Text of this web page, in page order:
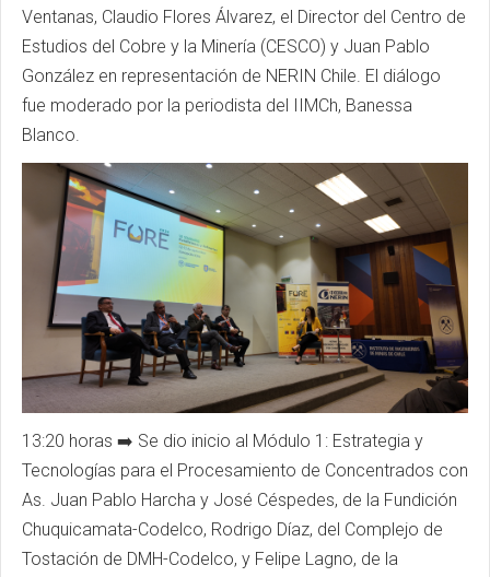
Ventanas, Claudio Flores Álvarez, el Director del Centro de
Estudios del Cobre y la Minería (CESCO) y Juan Pablo
González en representación de NERIN Chile. El diálogo
fue moderado por la periodista del IIMCh, Banessa
Blanco.
13:20 horas ➡️ Se dio inicio al Módulo 1: Estrategia y
Tecnologías para el Procesamiento de Concentrados con
As. Juan Pablo Harcha y José Céspedes, de la Fundición
Chuquicamata-Codelco, Rodrigo Díaz, del Complejo de
Tostación de DMH-Codelco, y Felipe Lagno, de la